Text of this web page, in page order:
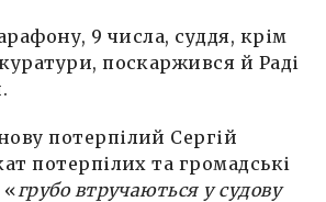
9 числа, суддя, крім
поскаржився й Раді
потерпілий Сергій
потерпілих та громадські
«грубо втручаються у судову